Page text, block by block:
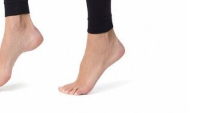
ELEGANT MODAL LEGGINGS 250, r. 2,